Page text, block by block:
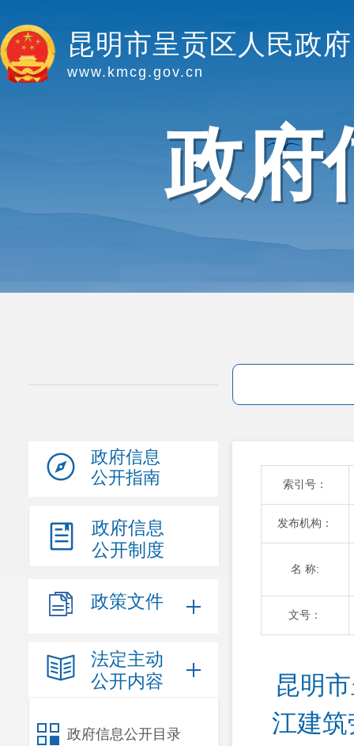
昆明市呈贡区人民政府
www.kmcg.gov.cn
政府
政府信息
公开指南
政府信息
公开制度
政策文件
法定主动
公开内容
政府信息公开目录
索引号：
发布机构：
名 称:
文号：
江建